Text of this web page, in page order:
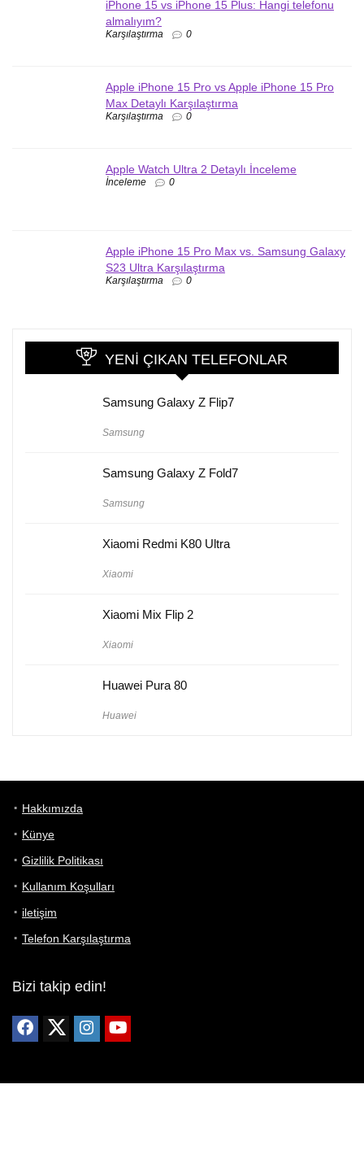
iPhone 15 vs iPhone 15 Plus: Hangi telefonu
almalıyım?
Karşılaştırma 0
Apple iPhone 15 Pro vs Apple iPhone 15 Pro
Max Detaylı Karşılaştırma
Karşılaştırma 0
Apple Watch Ultra 2 Detaylı İnceleme
İnceleme 0
Apple iPhone 15 Pro Max vs. Samsung Galaxy
S23 Ultra Karşılaştırma
Karşılaştırma 0
YENI ÇIKAN TELEFONLAR
Samsung Galaxy Z Flip7
Samsung
Samsung Galaxy Z Fold7
Samsung
Xiaomi Redmi K80 Ultra
Xiaomi
Xiaomi Mix Flip 2
Xiaomi
Huawei Pura 80
Huawei
Hakkımızda
Künye
Gizlilik Politikası
Kullanım Koşulları
iletişim
Telefon Karşılaştırma
Bizi takip edin!